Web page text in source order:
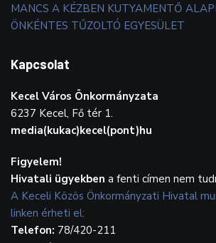
MANCS A KÉZBEN KUTYAMENTŐ
ÖNKÉNTES TŰZOLTÓ EGYESÜLET
Kapcsolat
Kecel Város Önkormányzata
6237 Kecel, Fő tér 1.
media(kukac)kecel(pont)hu
Figyelem!
Hivatali ügyekben a fenti címen nem
A Keceli Közös Önkormányzati Hivatal
linken érheti el:
Telefon: 78/420-211